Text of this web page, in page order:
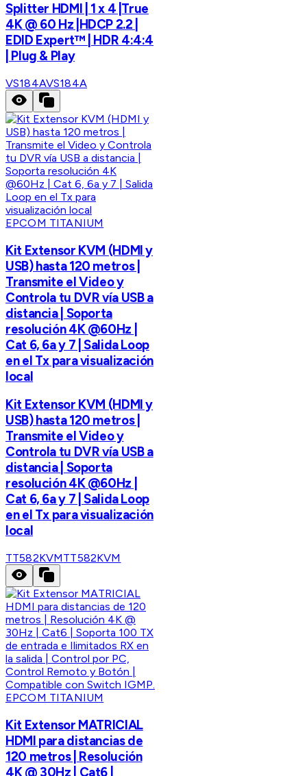
Splitter HDMI | 1 x 4 |True
4K @ 60 Hz |HDCP 2.2 |
EDID Expert™ | HDR 4:4:4
| Plug & Play
VS184AVS184A
EPCOM TITANIUM
Kit Extensor KVM (HDMI y
USB) hasta 120 metros |
Transmite el Video y
Controla tu DVR vía USB a
distancia | Soporta
resolución 4K @60Hz |
Cat 6, 6a y 7 | Salida Loop
en el Tx para visualización
local
Kit Extensor KVM (HDMI y
USB) hasta 120 metros |
Transmite el Video y
Controla tu DVR vía USB a
distancia | Soporta
resolución 4K @60Hz |
Cat 6, 6a y 7 | Salida Loop
en el Tx para visualización
local
TT582KVMTT582KVM
EPCOM TITANIUM
Kit Extensor MATRICIAL
HDMI para distancias de
120 metros | Resolución
4K @ 30Hz | Cat6 |